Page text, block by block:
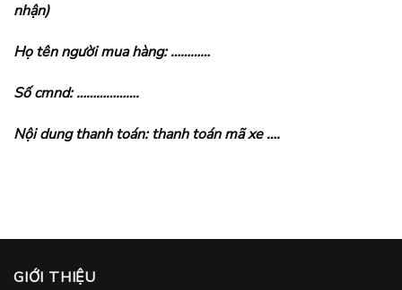
nhận)
Họ tên người mua hàng: …………
Số cmnd: ……………….
Nội dung thanh toán: thanh toán mã xe ….
GIỚI THIỆU